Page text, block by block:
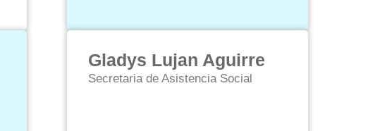
Gladys Lujan Aguirre
Secretaria de Asistencia Social